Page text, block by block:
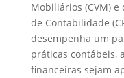
Mobiliários (CVM)
de Contabilidade
desempenha um
práticas contábeis,
financeiras sejam